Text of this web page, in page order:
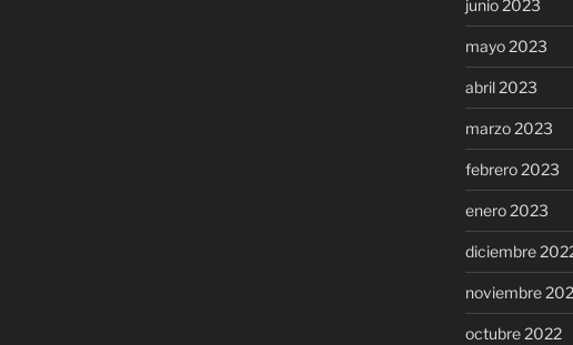
junio 2023
mayo 2023
abril 2023
marzo 2023
febrero 2023
enero 2023
diciembre
noviembre
octubre 2022